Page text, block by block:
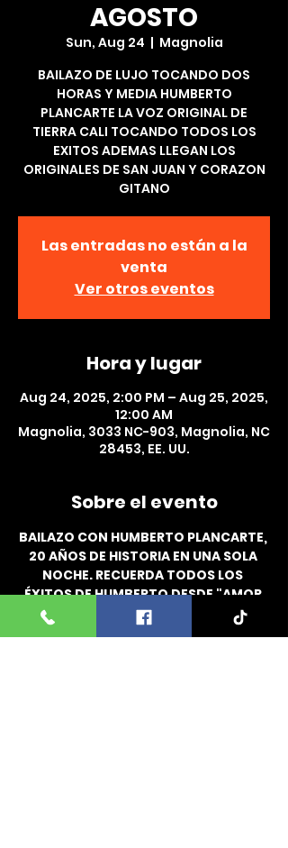
AGOSTO
Sun, Aug 24
  |
Magnolia
BAILAZO DE LUJO TOCANDO DOS
HORAS Y MEDIA HUMBERTO
PLANCARTE LA VOZ ORIGINAL DE
TIERRA CALI TOCANDO TODOS LOS
EXITOS ADEMAS LLEGAN LOS
ORIGINALES DE SAN JUAN Y CORAZON
GITANO
Las entradas no están a la
venta
Ver otros eventos
Hora y lugar
Aug 24, 2025, 2:00 PM – Aug 25, 2025,
12:00 AM
Magnolia, 3033 NC-903, Magnolia, NC
28453, EE. UU.
Sobre el evento
BAILAZO CON HUMBERTO PLANCARTE,
20 AÑOS DE HISTORIA EN UNA SOLA
NOCHE. RECUERDA TODOS LOS
ÉXITOS DE HUMBERTO DESDE "AMOR
TE AMO"  HASTA "LLORARÁS"